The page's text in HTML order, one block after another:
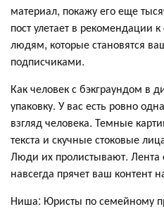
материал, покажу его еще
пост улетает в рекомендации
людям, которые становятся
подписчиками.
Как человек с бэкграундом в
упаковку. У вас есть ровно
взгляд человека. Темные
текста и скучные стоковые
Люди их пролистывают. Лента
навсегда прячет ваш контент
Ниша: Юристы по семейному